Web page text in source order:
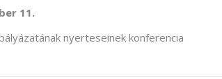
11.
nyerteseinek konferencia